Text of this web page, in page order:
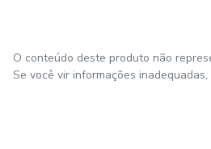
Equipamentos básicos:
O conteúdo deste produto não
Se você vir informações inadequadas,